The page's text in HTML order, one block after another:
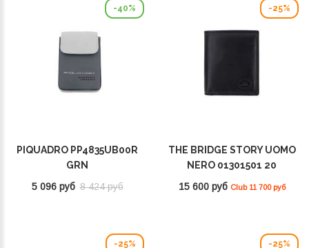
-40%
PIQUADRO PP4835UB00R
GRN
5 096 руб 8 424 руб
-25%
THE BRIDGE STORY UOMO
NERO 01301501 20
15 600 руб Club 11 700 руб
-25% -25%